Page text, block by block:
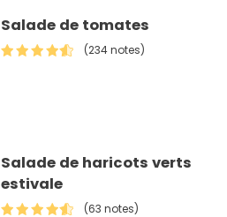
Salade de tomates
(234 notes)
Salade de haricots verts
estivale
(63 notes)